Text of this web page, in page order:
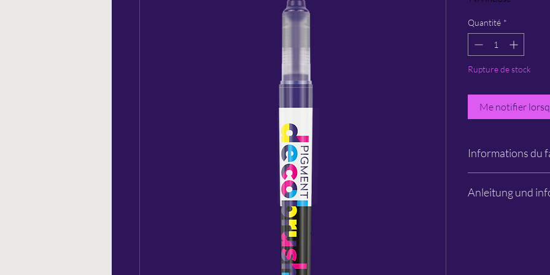
Quantité *
Rupture de stock
Me notifier
Informations du
Modlinska 209
Anleitung und